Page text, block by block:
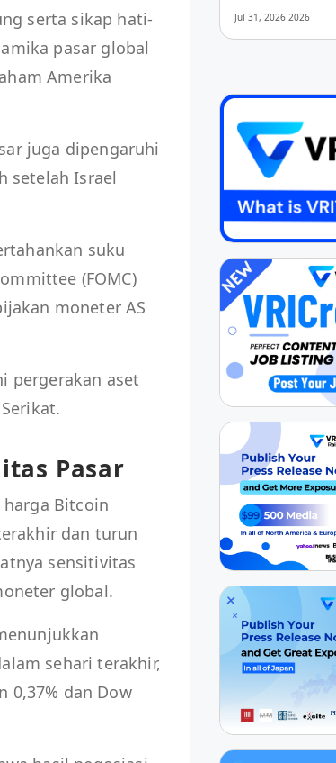
serta sikap hati-
pasar global
Amerika
juga dipengaruhi
setelah Israel
suku
(FOMC)
moneter AS
pergerakan aset
Pasar
harga Bitcoin
dan turun
sensitivitas
global.
sehari terakhir,
0,37% dan Dow
Jul 31, 2026 2026